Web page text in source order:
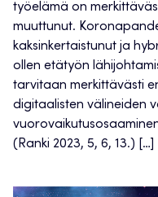
työelämä on
muuttunut.
kaksinkertaistunut ja
ollen etätyön
tarvitaan merkittävästi
digitaalisten välineiden
(Ranki 2023, 5, 6, 13.) […]